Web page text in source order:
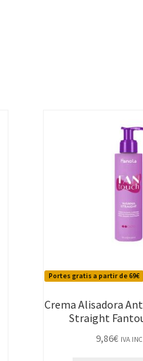
Portes gratis a partir de 69€
Crema Alisadora
Straight
9,86€ IVA